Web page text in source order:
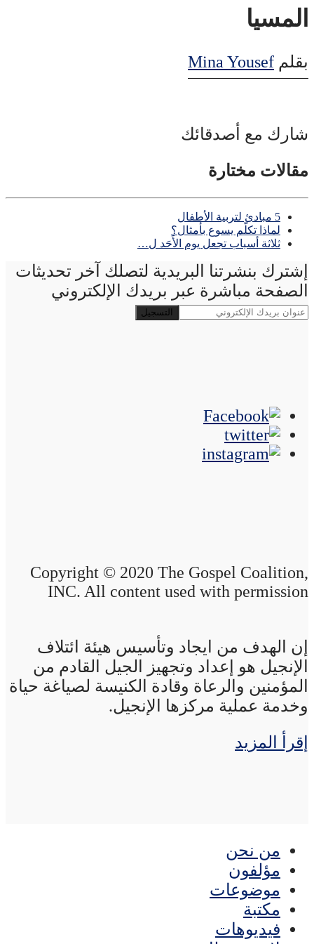
المسيا
بقلم Mina Yousef
شارك مع أصدقائك
مقالات مختارة
5 مبادئ لتربية الأطفال
لماذا تكلّم يسوع بأمثال؟
ثلاثة أسباب تجعل يوم الأَحَد ل…
إشترك بنشرتنا البريدية لتصلك آخر تحديثات
الصفحة مباشرة عبر بريدك الإلكتروني
Copyright © 2020 The Gospel Coalition,
INC. All content used with permission
إن الهدف من ايجاد وتأسيس هيئة ائتلاف
الإنجيل هو إعداد وتجهيز الجيل القادم من
المؤمنين والرعاة وقادة الكنيسة لصياغة حياة
وخدمة عملية مركزها الإنجيل.
إقرأ المزيد
من نحن
مؤلفون
موضوعات
مكتبة
فيديوهات